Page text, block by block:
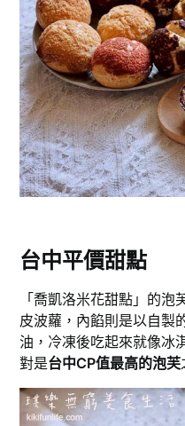
台中平價甜點
「喬凱洛米花甜點」的
皮波蘿，內餡則是以自製
油，冷凍後吃起來就像冰
對是台中CP值最高的泡芙